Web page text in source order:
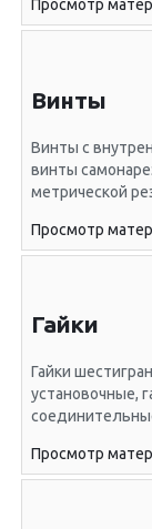
Просмотр
Винты
Винты с
винты
метрической
Просмотр
Гайки
Гайки
установочные,
Просмотр